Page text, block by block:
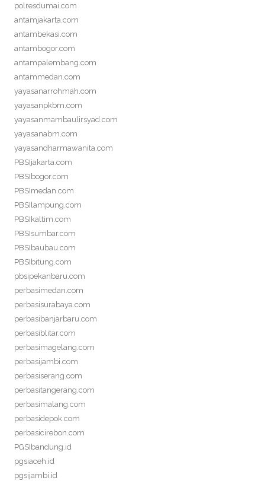
polresdumai.com
antamjakarta.com
antambekasi.com
antambogor.com
antampalembang.com
antammedan.com
yayasanarrohmah.com
yayasanpkbm.com
yayasanmambaulirsyad.com
yayasanabm.com
yayasandharmawanita.com
PBSIjakarta.com
PBSIbogor.com
PBSImedan.com
PBSIlampung.com
PBSIkaltim.com
PBSIsumbar.com
PBSIbaubau.com
PBSIbitung.com
pbsipekanbaru.com
perbasimedan.com
perbasisurabaya.com
perbasibanjarbaru.com
perbasiblitar.com
perbasimagelang.com
perbasijambi.com
perbasiserang.com
perbasitangerang.com
perbasimalang.com
perbasidepok.com
perbasicirebon.com
PGSIbandung.id
pgsiaceh.id
pgsijambi.id